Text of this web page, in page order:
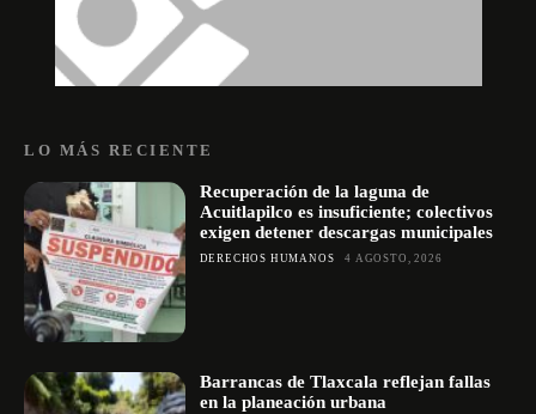
LO MÁS RECIENTE
Recuperación de la laguna de
Acuitlapilco es insuficiente; colectivos
exigen detener descargas municipales
DERECHOS HUMANOS 4 AGOSTO, 2026
Barrancas de Tlaxcala reflejan fallas
en la planeación urbana